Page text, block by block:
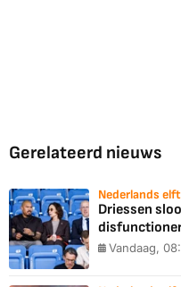
Gerelateerd nieuws
Nederlands
Driessen
Vandaag,